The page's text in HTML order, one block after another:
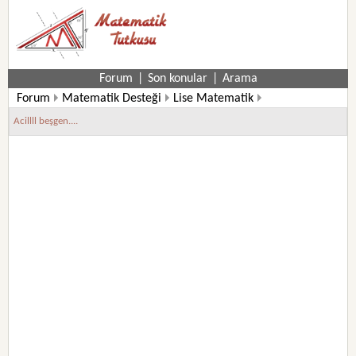
Forum Son konular
Arama
Forum
Matematik Desteği
Lise Matematik
11. Sınıf Matematik Soruları
Acillll beşgen....